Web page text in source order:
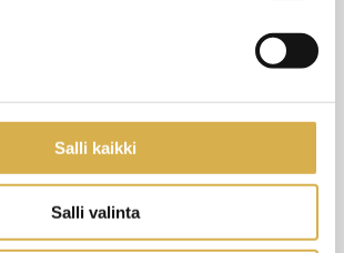
Salli kaikki
Salli valinta